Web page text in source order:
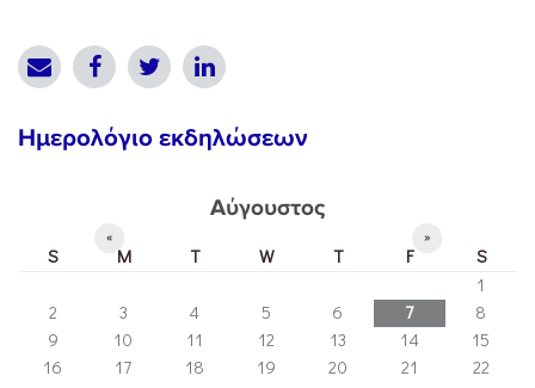
Ημερολόγιο εκδηλώσεων
Αύγουστος
« »
S M T W T F
S
1
2
3 4 5 6 7
8
9
10 11 12 13 14
15
16
17 18 19 20 21
22